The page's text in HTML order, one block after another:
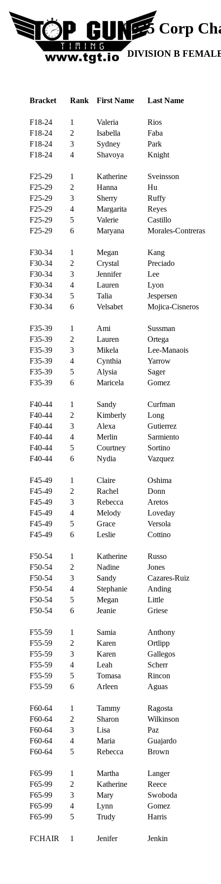
2025 Corp
DIVISION B
Bracket Rank First Name Last Name
F18-24 1 Valeria
Rios
F18-24
2 Isabella
Faba
F18-24
3 Sydney
Park
F18-24
4 Shavoya Knight
F25-29 1 Katherine
Sveinsson
F25-29
2 Hanna
Hu
F25-29
3 Sherry
Ruffy
F25-29
4 Margarita
Reyes
F25-29
5 Valerie
Castillo
F25-29
6 Maryana Morales-Contreras
F30-34 1 Megan
Kang
F30-34
2 Crystal
Preciado
F30-34
3 Jennifer
Lee
F30-34
4 Lauren
Lyon
F30-34
5 Talia
Jespersen
F30-34
6 Velsabet Mojica-Cisneros
F35-39 1 Ami
Sussman
F35-39
2 Lauren
Ortega
F35-39
3 Mikela
Lee-Manaois
F35-39
4 Cynthia
Yarrow
F35-39
5 Alysia
Sager
F35-39
6 Maricela Gomez
F40-44 1 Sandy
Curfman
F40-44
2 Kimberly
Long
F40-44
3 Alexa
Gutierrez
F40-44
4 Merlin
Sarmiento
F40-44
5 Courtney
Sortino
F40-44
6 Nydia Vazquez
F45-49 1 Claire
Oshima
F45-49
2 Rachel
Donn
F45-49
3 Rebecca
Aretos
F45-49
4 Melody
Loveday
F45-49
5 Grace
Versola
F45-49
6 Leslie Cottino
F50-54 1 Katherine
Russo
F50-54
2 Nadine
Jones
F50-54
3 Sandy
Cazares-Ruiz
F50-54
4 Stephanie
Anding
F50-54
5 Megan
Little
F50-54
6 Jeanie Griese
F55-59 1 Samia
Anthony
F55-59
2 Karen
Ortlipp
F55-59
3 Karen
Gallegos
F55-59
4 Leah
Scherr
F55-59
5 Tomasa
Rincon
F55-59
6 Arleen Aguas
F60-64 1 Tammy
Ragosta
F60-64
2 Sharon
Wilkinson
F60-64
3 Lisa
Paz
F60-64
4 Maria
Guajardo
F60-64
5 Rebecca Brown
F65-99 1 Martha
Langer
F65-99
2 Katherine
Reece
F65-99
3 Mary
Swoboda
F65-99
4 Lynn
Gomez
F65-99
5 Trudy Harris
FCHAIR 1 Jenifer Jenkin